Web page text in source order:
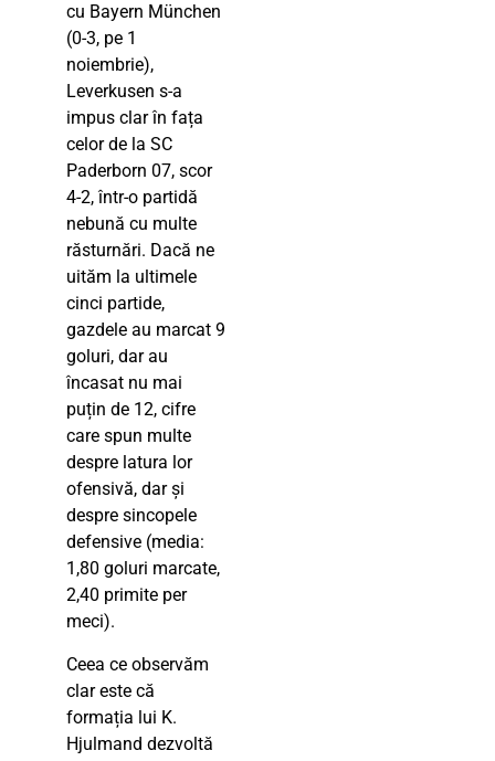
cu Bayern München
(0-3, pe 1
noiembrie),
Leverkusen s-a
impus clar în fața
celor de la SC
Paderborn 07, scor
4-2, într-o partidă
nebună cu multe
răsturnări. Dacă ne
uităm la ultimele
cinci partide,
gazdele au marcat 9
goluri, dar au
încasat nu mai
puțin de 12, cifre
care spun multe
despre latura lor
ofensivă, dar și
despre sincopele
defensive (media:
1,80 goluri marcate,
2,40 primite per
meci).
Ceea ce observăm
clar este că
formația lui K.
Hjulmand dezvoltă